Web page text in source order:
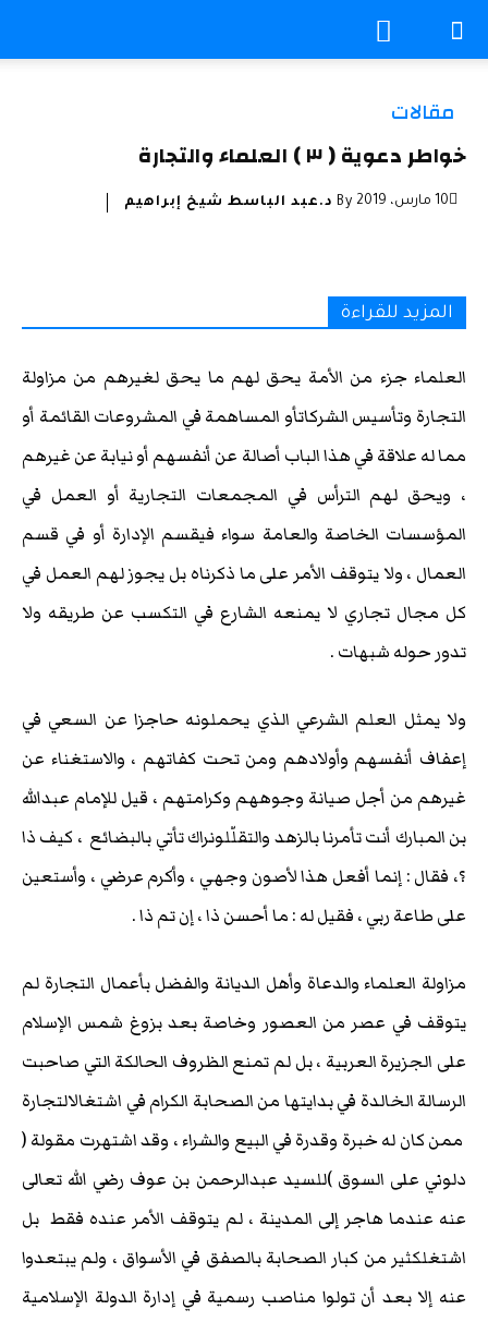
مقالات
خواطر دعوية ( ٣ ) العلماء والتجارة
10 مارس، 2019 By د.عبد الباسط شيخ إبراهيم
المزيد للقراءة
العلماء جزء من الأمة يحق لهم ما يحق لغيرهم من مزاولة
التجارة وتأسيس الشركاتأو المساهمة في المشروعات القائمة أو
مما له علاقة في هذا الباب أصالة عن أنفسهم أو نيابة عن غيرهم
، ويحق لهم الترأس في المجمعات التجارية أو العمل في
المؤسسات الخاصة والعامة سواء فيقسم الإدارة أو في قسم
العمال ، ولا يتوقف الأمر على ما ذكرناه بل يجوز لهم العمل في
كل مجال تجاري لا يمنعه الشارع في التكسب عن طريقه ولا
تدور حوله شبهات .
ولا يمثل العلم الشرعي الذي يحملونه حاجزا عن السعي في
إعفاف أنفسهم وأولادهم ومن تحت كفاتهم ، والاستغناء عن
غيرهم من أجل صيانة وجوههم وكرامتهم ، قيل للإمام عبدالله
بن المبارك أنت تأمرنا بالزهد والتقلّلونراك تأتي بالبضائع ، كيف ذا
؟، فقال : إنما أفعل هذا لأصون وجهي ، وأكرم عرضي ، وأستعين
على طاعة ربي ، فقيل له : ما أحسن ذا ، إن تم ذا .
مزاولة العلماء والدعاة وأهل الديانة والفضل بأعمال التجارة لم
يتوقف في عصر من العصور وخاصة بعد بزوغ شمس الإسلام
على الجزيرة العربية ، بل لم تمنع الظروف الحالكة التي صاحبت
الرسالة الخالدة في بدايتها من الصحابة الكرام في اشتغالالتجارة
ممن كان له خبرة وقدرة في البيع والشراء ، وقد اشتهرت مقولة (
دلوني على السوق )للسيد عبدالرحمن بن عوف رضي الله تعالى
عنه عندما هاجر إلى المدينة ، لم يتوقف الأمر عنده فقط بل
اشتغلكثير من كبار الصحابة بالصفق في الأسواق ، ولم يبتعدوا
عنه إلا بعد أن تولوا مناصب رسمية في إدارة الدولة الإسلامية